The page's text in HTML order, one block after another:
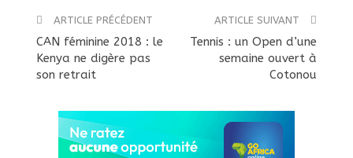
ARTICLE PRÉCÉDENT
CAN féminine 2018 : le
Kenya ne digère pas
son retrait
ARTICLE SUIVANT
Tennis : un Open d’une
semaine ouvert à
Cotonou